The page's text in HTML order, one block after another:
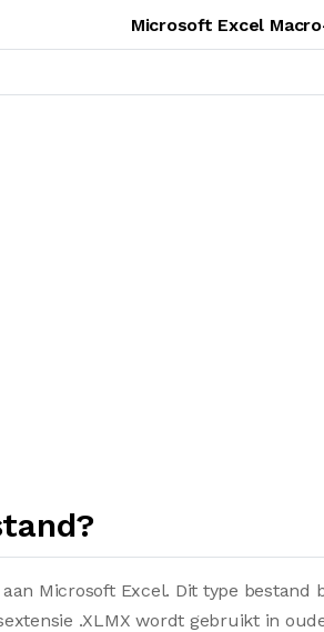
Microsoft Excel
Microsoft Excel. Dit type bestand
.XLMX wordt gebruikt in